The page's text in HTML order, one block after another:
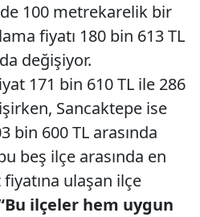
100 metrekarelik bir
fiyatı 180 bin 613 TL
değişiyor.
171 bin 610 TL ile 286
Sancaktepe ise
bin 600 TL arasında
beş ilçe arasında en
ulaşan ilçe
ilçeler hem uygun